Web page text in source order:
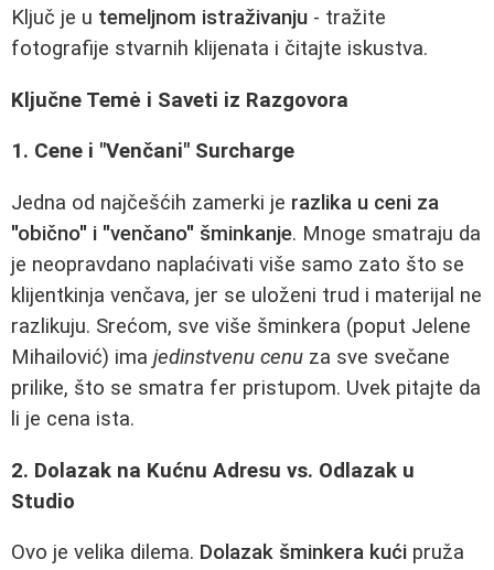
Ključ je u temeljnom istraživanju - tražite
fotografije stvarnih klijenata i čitajte iskustva.
Ključne Temė i Saveti iz Razgovora
1. Cene i "Venčani" Surcharge
Jedna od najčešćih zamerki je razlika u ceni za
"obično" i "venčano" šminkanje. Mnoge smatraju da
je neopravdano naplaćivati više samo zato što se
klijentkinja venčava, jer se uloženi trud i materijal ne
razlikuju. Srećom, sve više šminkera (poput Jelene
Mihailović) ima jedinstvenu cenu za sve svečane
prilike, što se smatra fer pristupom. Uvek pitajte da
li je cena ista.
2. Dolazak na Kućnu Adresu vs. Odlazak u
Studio
Ovo je velika dilema. Dolazak šminkera kući pruža